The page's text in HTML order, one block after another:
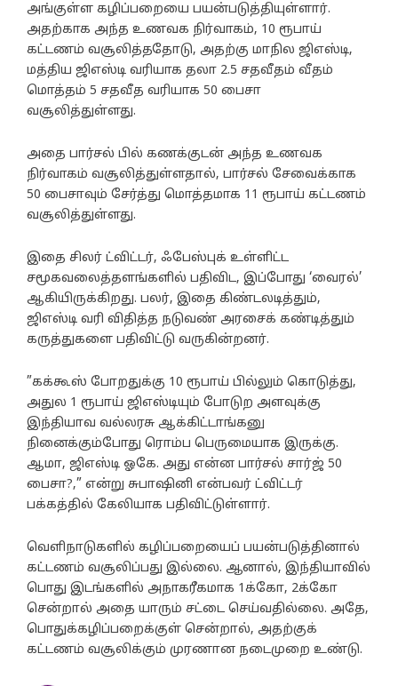
அங்குள்ள கழிப்பறையை பயன்படுத்தியுள்ளார்.
அதற்காக அந்த உணவக நிர்வாகம், 10 ரூபாய்
கட்டணம் வசூலித்ததோடு, அதற்கு மாநில ஜிஎஸ்டி,
மத்திய ஜிஎஸ்டி வரியாக தலா 2.5 சதவீதம் வீதம்
மொத்தம் 5 சதவீத வரியாக 50 பைசா
வசூலித்துள்ளது.
அதை பார்சல் பில் கணக்குடன் அந்த உணவக
நிர்வாகம் வசூலித்துள்ளதால், பார்சல் சேவைக்காக
50 பைசாவும் சேர்த்து மொத்தமாக 11 ரூபாய் கட்டணம்
வசூலித்துள்ளது.
இதை சிலர் ட்விட்டர், ஃபேஸ்புக் உள்ளிட்ட
சமூகவலைத்தளங்களில் பதிவிட, இப்போது ‘வைரல்’
ஆகியிருக்கிறது. பலர், இதை கிண்டலடித்தும்,
ஜிஎஸ்டி வரி விதித்த நடுவண் அரசைக் கண்டித்தும்
கருத்துகளை பதிவிட்டு வருகின்றனர்.
”கக்கூஸ் போறதுக்கு 10 ரூபாய் பில்லும் கொடுத்து,
அதுல 1 ரூபாய் ஜிஎஸ்டியும் போடுற அளவுக்கு
இந்தியாவ வல்லரசு ஆக்கிட்டாங்கனு
நினைக்கும்போது ரொம்ப பெருமையாக இருக்கு.
ஆமா, ஜிஎஸ்டி ஓகே. அது என்ன பார்சல் சார்ஜ் 50
பைசா?,” என்று சுபாஷினி என்பவர் ட்விட்டர்
பக்கத்தில் கேலியாக பதிவிட்டுள்ளார்.
வெளிநாடுகளில் கழிப்பறையைப் பயன்படுத்தினால்
கட்டணம் வசூலிப்பது இல்லை. ஆனால், இந்தியாவில்
பொது இடங்களில் அநாகரீகமாக 1க்கோ, 2க்கோ
சென்றால் அதை யாரும் சட்டை செய்வதில்லை. அதே,
பொதுக்கழிப்பறைக்குள் சென்றால், அதற்குக்
கட்டணம் வசூலிக்கும் முரணான நடைமுறை உண்டு.